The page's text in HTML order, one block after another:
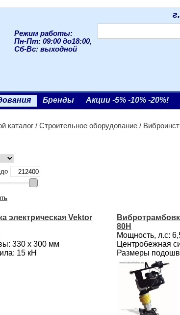
Режим работы:
Пн-Пт: 09:00 до18:00,
Сб-Вс: выходной
Бренды Акции -5% -10% -20%!
каталог / Строительное оборудование /
до
электрическая Vektor
330 х 300 мм
15 кН
80H
Мощность, л.с:
Центробежная
Размеры